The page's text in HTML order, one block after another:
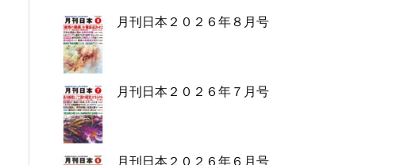
月刊日本２０２６年８月号
月刊日本２０２６年７月号
月刊日本２０２６年６月号